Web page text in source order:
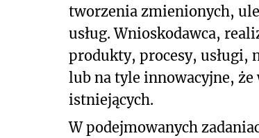
tworzenia zmienionych,
usług. Wnioskodawca,
produkty, procesy, usługi,
lub na tyle innowacyjne,
istniejących.
W podejmowanych